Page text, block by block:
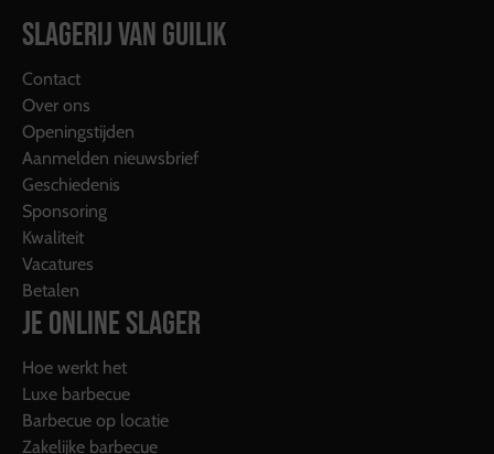
SLAGERIJ VAN GUILIK
Contact
Over ons
Openingstijden
Aanmelden nieuwsbrief
Geschiedenis
Sponsoring
Kwaliteit
Vacatures
Betalen
JE ONLINE SLAGER
Hoe werkt het
Luxe barbecue
Barbecue op locatie
Zakelijke barbecue